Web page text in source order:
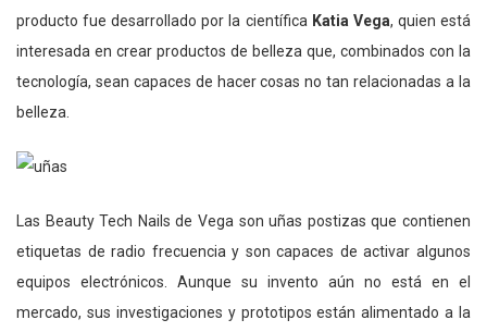
producto fue desarrollado por la científica Katia Vega, quien está
interesada en crear productos de belleza que, combinados con la
tecnología, sean capaces de hacer cosas no tan relacionadas a la
belleza.
Las Beauty Tech Nails de Vega son uñas postizas que contienen
etiquetas de radio frecuencia y son capaces de activar algunos
equipos electrónicos. Aunque su invento aún no está en el
mercado, sus investigaciones y prototipos están alimentado a la